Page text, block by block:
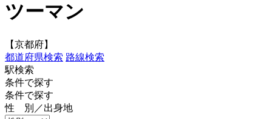
ツーマン
【京都府】
都道府県検索 路線検索
駅検索
条件で探す
条件で探す
性 別／出身地